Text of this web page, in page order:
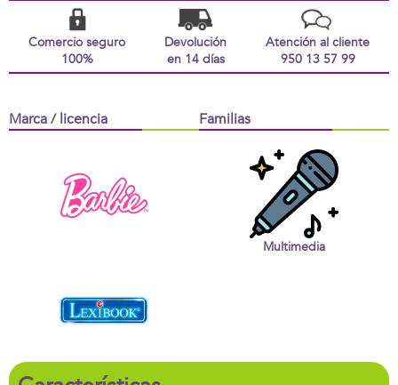
Comercio seguro
100%
Devolución
en 14 días
Atención al cliente
950 13 57 99
Marca / licencia Familias
Multimedia